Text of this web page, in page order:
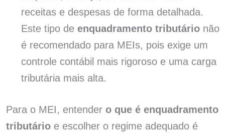
receitas e despesas de forma detalhada.
Este tipo de enquadramento tributárionão
é recomendado para MEIs, pois exige um
controle contábil mais rigoroso e uma carga
tributária mais alta.
Para o MEI, entender o que é enquadramento
tributárioe escolher o regime adequado é